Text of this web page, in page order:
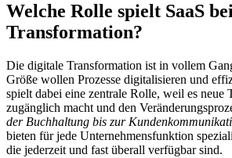
Welche Rolle spielt SaaS
Transformation?
Die digitale Transformation ist in vollem
Größe wollen Prozesse digitalisieren und
spielt dabei eine zentrale Rolle, weil es neue
zugänglich macht und den
der Buchhaltung bis zur
bieten für jede Unternehmensfunktion
die jederzeit und fast überall verfügbar sind.